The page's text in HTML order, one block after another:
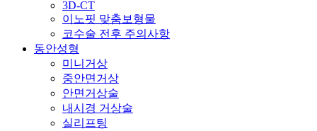
3D-CT
이노핏 맞춤보형물
코수술 전후 주의사항
동안성형
미니거상
중안면거상
안면거상술
내시경 거상술
실리프팅